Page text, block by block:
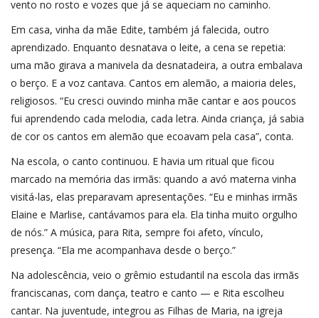
vento no rosto e vozes que já se aqueciam no caminho.
Em casa, vinha da mãe Edite, também já falecida, outro
aprendizado. Enquanto desnatava o leite, a cena se repetia:
uma mão girava a manivela da desnatadeira, a outra embalava
o berço. E a voz cantava. Cantos em alemão, a maioria deles,
religiosos. “Eu cresci ouvindo minha mãe cantar e aos poucos
fui aprendendo cada melodia, cada letra. Ainda criança, já sabia
de cor os cantos em alemão que ecoavam pela casa”, conta.
Na escola, o canto continuou. E havia um ritual que ficou
marcado na memória das irmãs: quando a avó materna vinha
visitá-las, elas preparavam apresentações. “Eu e minhas irmãs
Elaine e Marlise, cantávamos para ela. Ela tinha muito orgulho
de nós.” A música, para Rita, sempre foi afeto, vínculo,
presença. “Ela me acompanhava desde o berço.”
Na adolescência, veio o grêmio estudantil na escola das irmãs
franciscanas, com dança, teatro e canto — e Rita escolheu
cantar. Na juventude, integrou as Filhas de Maria, na igreja